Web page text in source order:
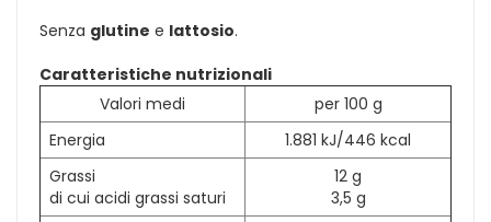
Senza glutine e lattosio.
Caratteristiche nutrizionali
Valori medi
per 100 g
Energia
1.881 kJ/446 kcal
Grassi
di cui acidi grassi saturi
12 g
3,5 g